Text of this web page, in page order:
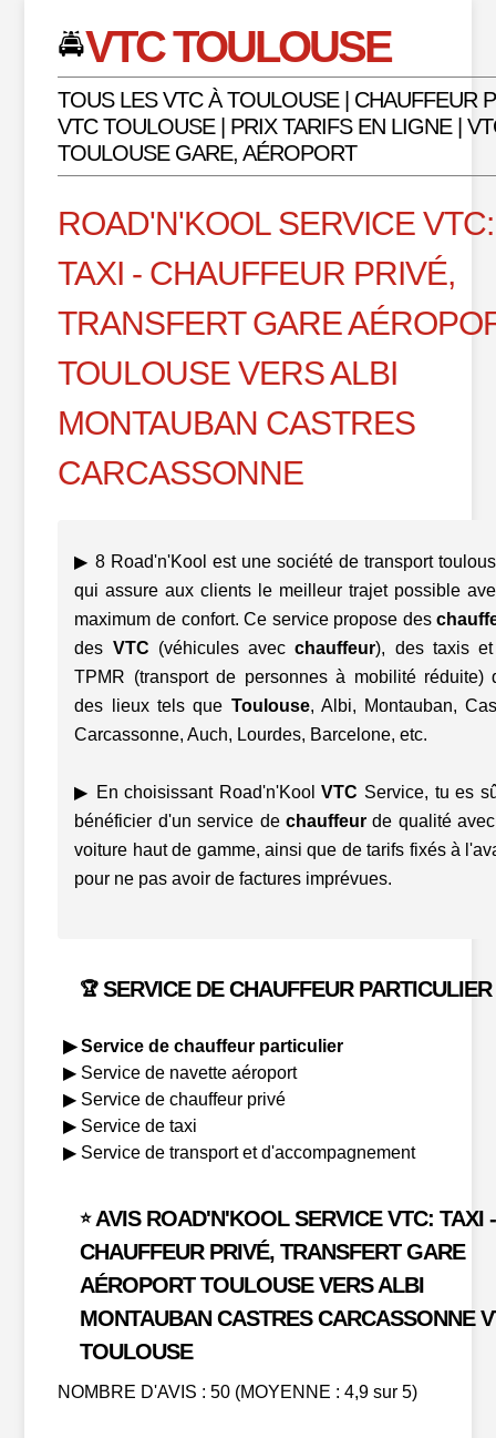
🚔VTC TOULOUSE
TOUS LES VTC À TOULOUSE | CHAUFFEUR
VTC TOULOUSE | PRIX TARIFS EN LIGNE |
TOULOUSE GARE, AÉROPORT
ROAD'N'KOOL SERVICE VTC:
TAXI - CHAUFFEUR PRIVÉ,
TRANSFERT GARE
TOULOUSE VERS ALBI
MONTAUBAN CASTRES
CARCASSONNE
▶ 8 Road'n'Kool est une société de transport
qui assure aux clients le meilleur trajet possible
maximum de confort. Ce service propose des
des VTC (véhicules avecchauffeur), des taxis
TPMR (transport de personnes à mobilité réduite)
des lieux tels que Toulouse, Albi, Montauban,
Carcassonne, Auch, Lourdes, Barcelone, etc.
▶ En choisissant Road'n'KoolVTC Service, tu es
bénéficier d'un service de chauffeurde qualité
voiture haut de gamme, ainsi que de tarifs fixés à
pour ne pas avoir de factures imprévues.
🏆SERVICE DE CHAUFFEUR PARTICULIER
▶ Service de chauffeur particulier
▶ Service de navette aéroport
▶ Service de chauffeur privé
▶ Service de taxi
▶ Service de transport et d'accompagnement
⭐AVIS ROAD'N'KOOL SERVICE VTC: TAXI -
CHAUFFEUR PRIVÉ, TRANSFERT GARE
AÉROPORT TOULOUSE VERS ALBI
MONTAUBAN CASTRES CARCASSONNE
TOULOUSE
NOMBRE D'AVIS : 50 (MOYENNE : 4,9 sur 5)